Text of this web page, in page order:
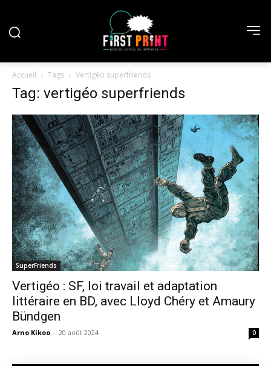
Accueil Tags Vertigéo superfriends
Tag: vertigéo superfriends
SuperFriends
Vertigéo : SF, loi travail et adaptation
littéraire en BD, avec Lloyd Chéry et Amaury
Bündgen
Arno Kikoo - 20 août 2024 0